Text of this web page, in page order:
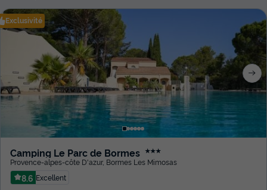
Exclusivité
Camping Le Parc de Bormes ★★★
Provence-alpes-côte D'azur, Bormes Les Mimosas
8.6 Excellent